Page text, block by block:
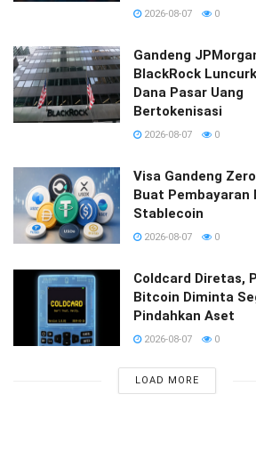
2026-08-07 0
Gandeng
BlackRock
Dana Pasar Uang
Bertokenisasi
2026-08-07 0
Visa Gandeng
Buat Pembayaran
Stablecoin
2026-08-07 0
Coldcard Diretas,
Bitcoin Diminta
Pindahkan Aset
2026-08-07 0
LOAD MORE